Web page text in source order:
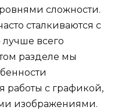
сложности.
сталкиваются с
всего
разделе мы
работы с графикой,
изображениями.